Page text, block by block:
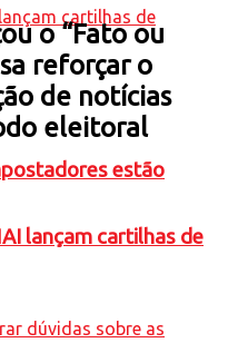
estão
lançam cartilhas de
o “Fato ou
reforçar o
de notícias
eleitoral